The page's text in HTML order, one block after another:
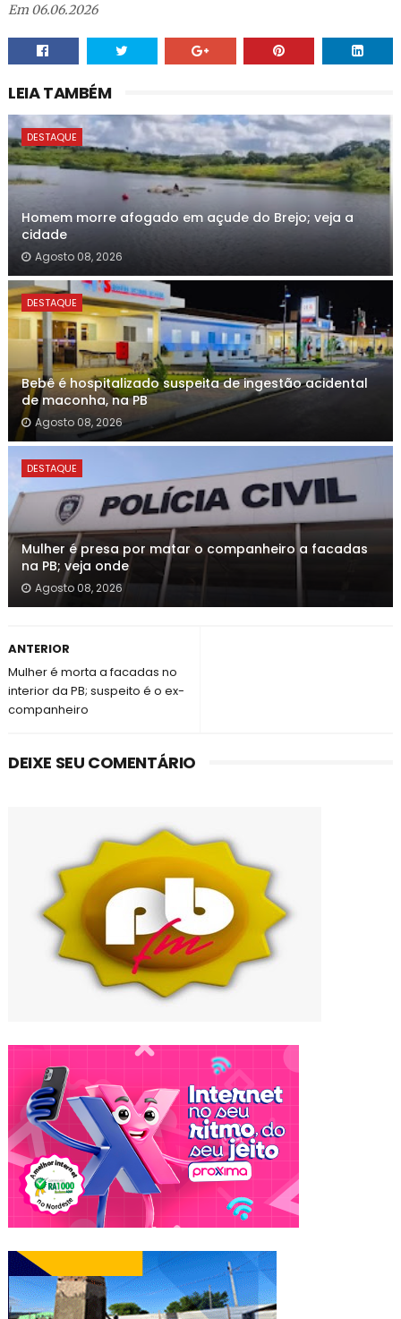
Em 06.06.2026
LEIA TAMBÉM
DESTAQUE
Homem morre afogado em açude do Brejo; veja a
cidade
Agosto 08, 2026
DESTAQUE
Bebê é hospitalizado suspeita de ingestão acidental
de maconha, na PB
Agosto 08, 2026
DESTAQUE
Mulher é presa por matar o companheiro a facadas
na PB; veja onde
Agosto 08, 2026
ANTERIOR
Mulher é morta a facadas no
interior da PB; suspeito é o ex-
companheiro
DEIXE SEU COMENTÁRIO